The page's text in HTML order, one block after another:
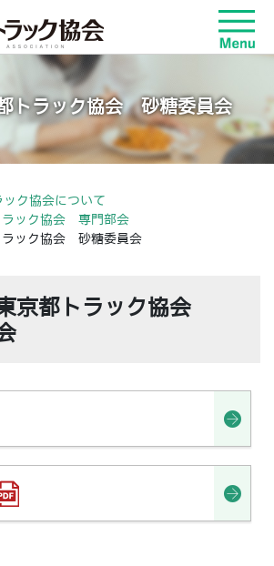
トラック協会 砂糖委員会
ック協会について
ラック協会 専門部会
ラック協会 砂糖委員会
京都トラック協会